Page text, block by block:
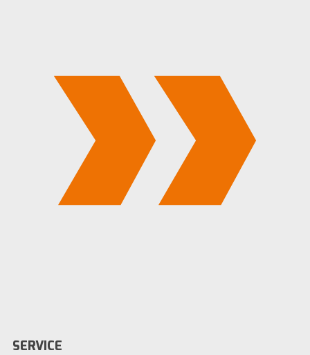
SERVICE